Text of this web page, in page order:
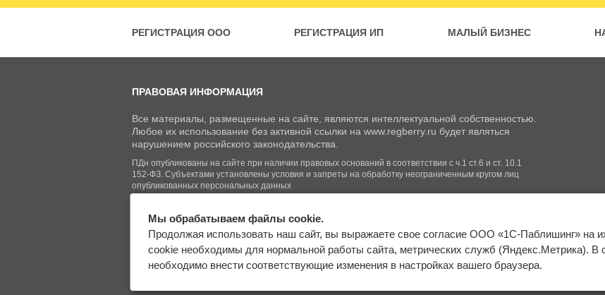
РЕГИСТРАЦИЯ ООО РЕГИСТРАЦИЯ ИП МАЛЫЙ БИЗНЕС
ПРАВОВАЯ ИНФОРМАЦИЯ
Все материалы, размещенные на сайте, являются интеллектуальной собственностью.
Любое их использование без активной ссылки на www.regberry.ru будет являться
нарушением российского законодательства.
ПДн опубликованы на сайте при наличии правовых оснований в соответствии с ч.1 ст.6 и ст. 10.1
152-ФЗ. Субъектами установлены условия и запреты на обработку неограниченным кругом лиц
опубликованных персональных данных
© Regberry.ru, 2013–2026
Все права защищены
Входим в группу
компаний «1С»
Карта сайта
Мы обрабатываем файлы cookie.
Продолжая использовать наш сайт, вы выражаете свое согласие ООО «1С-Паблишинг» на
cookie необходимы для нормальной работы сайта, метрических служб (Яндекс.Метрика). В
необходимо внести соответствующие изменения в настройках вашего браузера.